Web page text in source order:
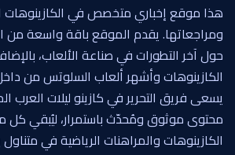
هذا موقع إخباري متخصص في الكازينوهات
ومراجعاتها. يقدم الموقع باقة واسعة من
حول آخر التطورات في صناعة الألعاب،
الكازينوهات وأشهر ألعاب السلوتس من
يسعى فريق التحرير في كازينو ليلات العرب
محتوى موثوق ومُحدّث باستمرار، ليُبقي كل
الكازينوهات والمراهنات الرياضية في